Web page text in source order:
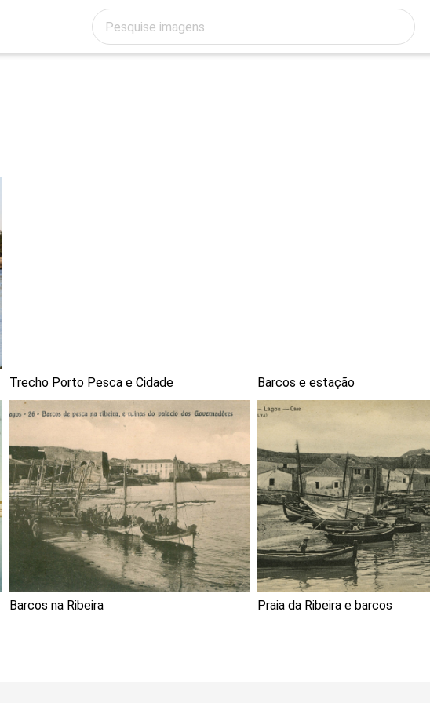
Trecho Porto Pesca e Cidade Barcos e estação
Barcos na Ribeira Praia da Ribeira e barcos